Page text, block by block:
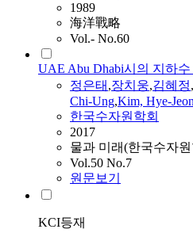
1989
海洋戰略
Vol.- No.60
UAE Abu Dhabi시의 지하
정은태 ,장치웅,김혜정,
Chi-Ung,Kim, Hye-
한국수자원학회
2017
물과 미래(한국수자
Vol.50 No.7
원문보기
KCI등재